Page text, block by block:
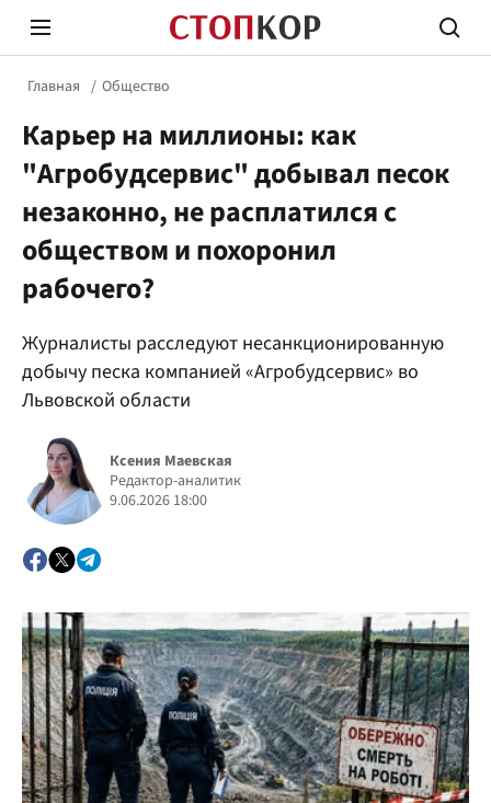
Стоп Политической Коррупции
Политика
Главная Общество
Карьер на миллионы: как
"Агробудсервис" добывал песок
незаконно, не расплатился с
обществом и похоронил
рабочего?
Журналисты расследуют несанкционированную
добычу песка компанией «Агробудсервис» во
Львовской области
Ксения Маевская
Редактор-аналитик
9.06.2026 18:00